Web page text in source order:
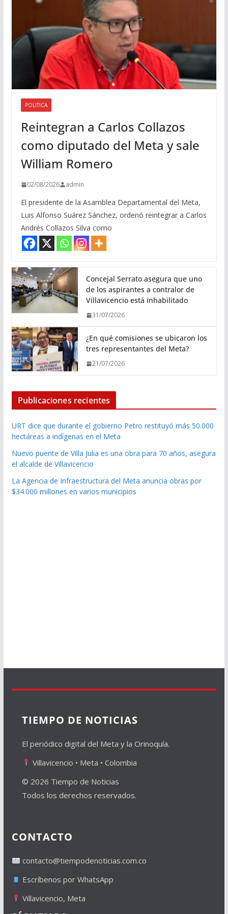
POLITICA
Reintegran a Carlos Collazos
como diputado del Meta y sale
William Romero
02/08/2026 admin
El presidente de la Asamblea Departamental del Meta,
Luis Alfonso Suárez Sánchez, ordenó reintegrar a Carlos
Andrés Collazos Silva como
Concejal Serrato asegura que uno
de los aspirantes a contralor de
Villavicencio está inhabilitado
31/07/2026
¿En qué comisiones se ubicaron los
tres representantes del Meta?
21/07/2026
Publicaciones recientes
URT dice que durante el gobierno Petro restituyó más 50.000
hectáreas a indígenas en el Meta
Nuevo puente de Villa Julia es una obra para 70 años, asegura
el alcalde de Villavicencio
La Agencia de Infraestructura del Meta anuncia obras por
$34.000 millones en varios municipios
TIEMPO DE NOTICIAS
El periódico digital del Meta y la Orinoquía.
Villavicencio • Meta • Colombia
© 2026 Tiempo de Noticias
Todos los derechos reservados.
CONTACTO
contacto@tiempodenoticias.com.co
Escríbenos por WhatsApp
Villavicencio, Meta